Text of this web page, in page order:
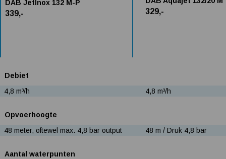
DAB JetInox 132 M-P
339,- 329,-
Debiet
4,8 m³/h
4,8 m³/h
Opvoerhoogte
48 meter, oftewel max. 4,8 bar output
48 m / Druk 4,8 bar
Aantal waterpunten